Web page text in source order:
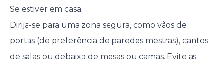
Se estiver em casa:
Dirija-se para uma zona segura, como vãos de
portas (de preferência de paredes mestras), cantos
de salas ou debaixo de mesas ou camas. Evite as